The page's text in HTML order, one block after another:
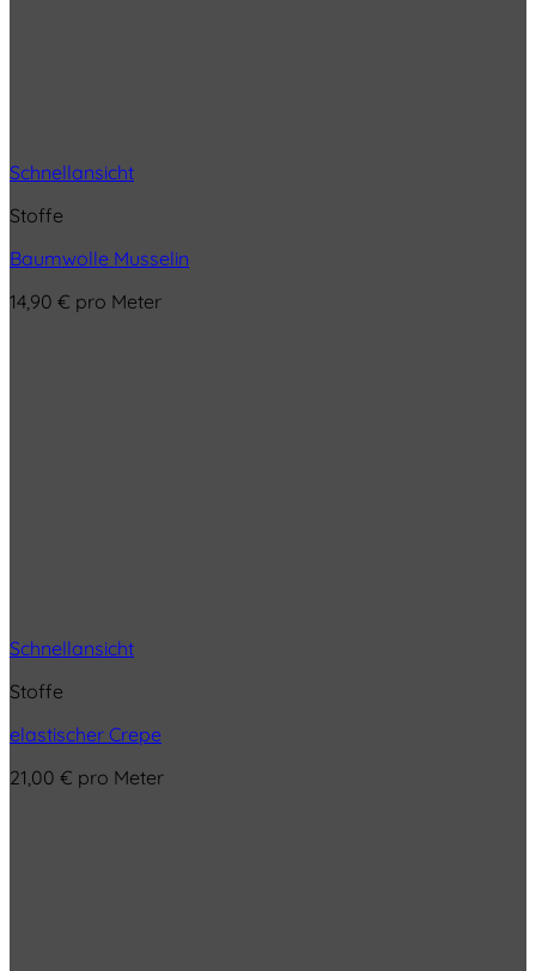
Schnellansicht
Stoffe
Baumwolle Musselin
14,90 € pro Meter
Schnellansicht
Stoffe
elastischer Crepe
21,00 € pro Meter